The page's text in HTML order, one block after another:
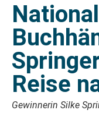
Reise
Gewinnerin Silke